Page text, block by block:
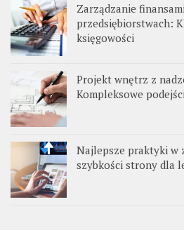
Zarządzanie
przedsiębiorstwach:
księgowości
Projekt wnętrz z
Kompleksowe
Najlepsze praktyki w
szybkości strony dla